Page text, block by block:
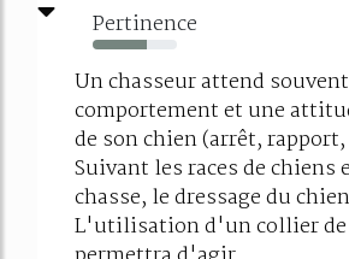
Pertinence
64%
Un chasseur attend
comportement et une
de son chien (arrêt,
Suivant les races de chiens
chasse, le dressage du
L'utilisation d'un collier de